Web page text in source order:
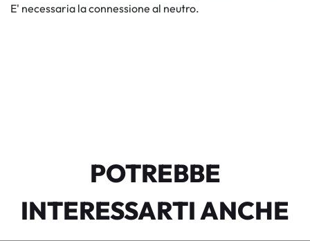
E' necessaria la connessione al neutro.
POTREBBE
INTERESSARTI ANCHE